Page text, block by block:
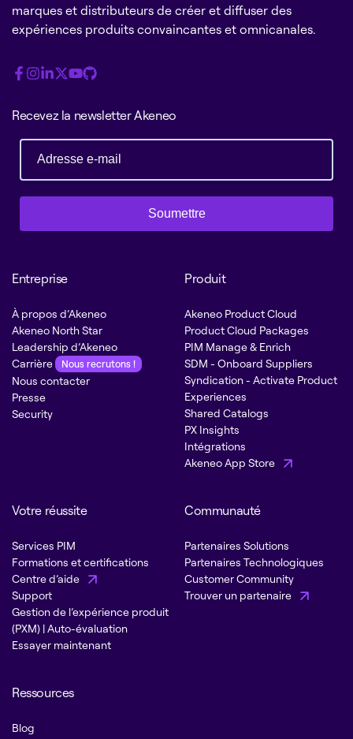
marques et distributeurs de créer et diffuser des
expériences produits convaincantes et omnicanales.
Recevez la newsletter Akeneo
Soumettre
Entreprise
À propos d’Akeneo
Akeneo North Star
Leadership d’Akeneo
Carrière
Nous recrutons !
Nous contacter
Presse
Security
Produit
Akeneo Product Cloud
Product Cloud Packages
PIM Manage & Enrich
SDM - Onboard Suppliers
Syndication - Activate Product
Experiences
Shared Catalogs
PX Insights
Intégrations
Akeneo App Store
Votre réussite
Services PIM
Formations et certifications
Centre d’aide
Support
Gestion de l’expérience produit
(PXM) | Auto-évaluation
Essayer maintenant
Communauté
Partenaires Solutions
Partenaires Technologiques
Customer Community
Trouver un partenaire
Ressources
Blog